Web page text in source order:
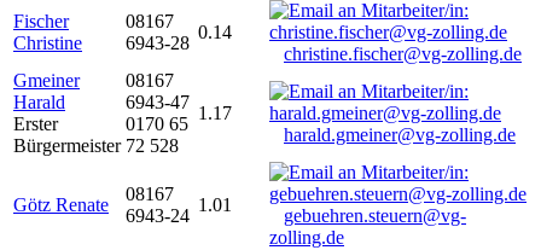
Fischer
Christine
08167
6943-28
0.14
christine.fischer@vg-zolling.de
Gmeiner
Harald
Erster
Bürgermeister
08167
6943-47
0170 65
72 528
1.17
harald.gmeiner@vg-zolling.de
Götz Renate
08167
6943-24
1.01
gebuehren.steuern@vg-
zolling.de